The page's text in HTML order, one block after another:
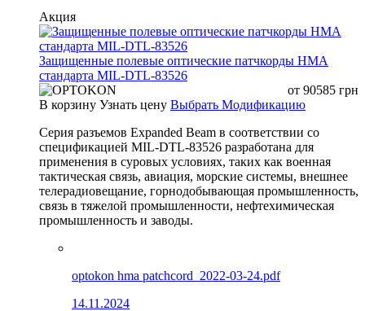
Акция
Защищенные полевые оптические патчкорды HMA
стандарта MIL-DTL-83526
от 90585 грн
В корзину Узнать цену Выбрать Модификацию
Серия разъемов Expanded Beam в соответствии со
спецификацией MIL-DTL-83526 разработана для
применения в суровых условиях, таких как военная
тактическая связь, авиация, морские системы, внешнее
телерадиовещание, горнодобывающая промышленность,
связь в тяжелой промышленности, нефтехимическая
промышленность и заводы.
optokon hma patchcord_2022-03-24.pdf
14.11.2024